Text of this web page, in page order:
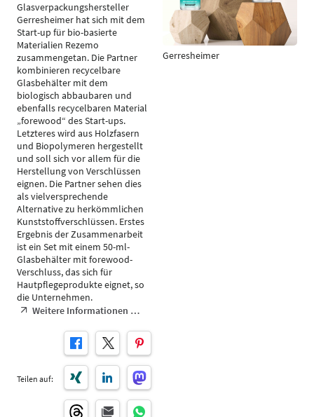
Glasverpackungshersteller
Gerresheimer hat sich mit dem
Start-up für bio-basierte
Materialien Rezemo
zusammengetan. Die Partner
kombinieren recycelbare
Glasbehälter mit dem
biologisch abbaubaren und
ebenfalls recycelbaren Material
„forewood“ des Start-ups.
Letzteres wird aus Holzfasern
und Biopolymeren hergestellt
und soll sich vor allem für die
Herstellung von Verschlüssen
eignen. Die Partner sehen dies
als vielversprechende
Alternative zu herkömmlichen
Kunststoffverschlüssen. Erstes
Ergebnis der Zusammenarbeit
ist ein Set mit einem 50-ml-
Glasbehälter mit forewood-
Verschluss, das sich für
Hautpflegeprodukte eignet, so
die Unternehmen.
Weitere Informationen …
Teilen auf:
Gerresheimer